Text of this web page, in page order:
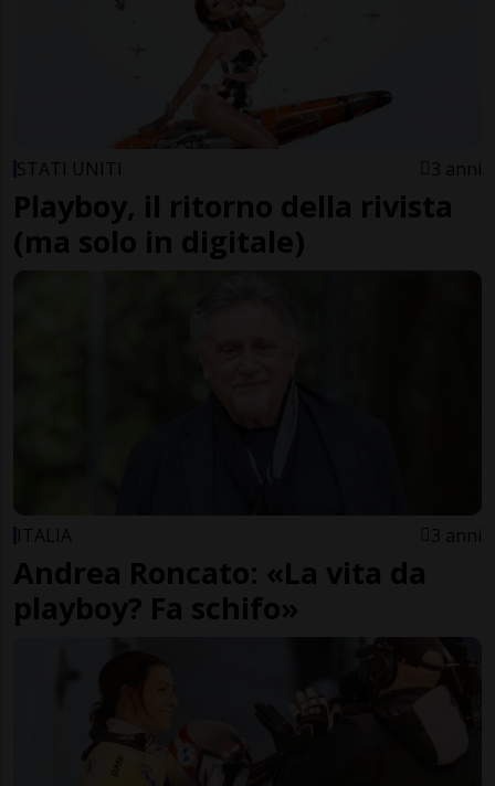
STATI UNITI 3 anni
Playboy, il ritorno della rivista
(ma solo in digitale)
ITALIA 3 anni
Andrea Roncato: «La vita da
playboy? Fa schifo»